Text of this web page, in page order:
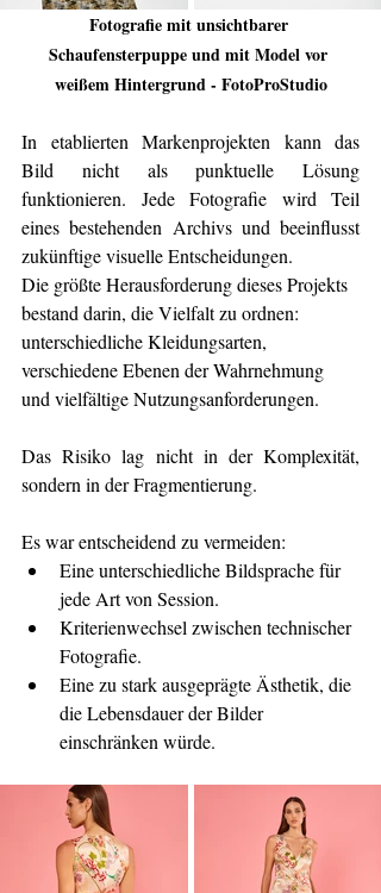
Fotografie mit unsichtbarer
Schaufensterpuppe und mit Model vor
weißem Hintergrund - FotoProStudio
In etablierten Markenprojekten kann das
Bild nicht als punktuelle Lösung
funktionieren. Jede Fotografie wird Teil
eines bestehenden Archivs und beeinflusst
zukünftige visuelle Entscheidungen.
Die größte Herausforderung dieses Projekts
bestand darin, die Vielfalt zu ordnen:
unterschiedliche Kleidungsarten,
verschiedene Ebenen der Wahrnehmung
und vielfältige Nutzungsanforderungen.
Das Risiko lag nicht in der Komplexität,
sondern in der Fragmentierung.
Es war entscheidend zu vermeiden:
Eine unterschiedliche Bildsprache für
jede Art von Session.
Kriterienwechsel zwischen technischer
Fotografie.
Eine zu stark ausgeprägte Ästhetik, die
die Lebensdauer der Bilder
einschränken würde.